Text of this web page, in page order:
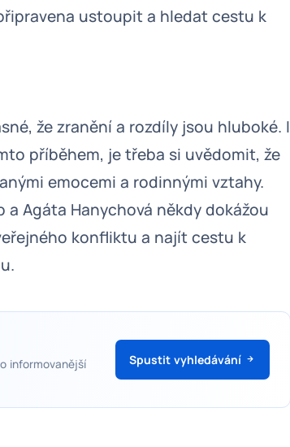
ustoupit a hledat cestu k
že zranění a rozdíly jsou hluboké. I
příběhem, je třeba si uvědomit, že
emocemi a rodinnými vztahy.
Agáta Hanychová někdy dokážou
konfliktu a najít cestu k
informovanější
Spustit vyhledávání